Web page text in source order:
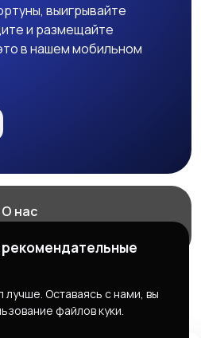
выигрывайте
и размещайте
в нашем мобильном
О нас
Экспресс Заказ
рекомендательные
лучше. Оставаясь с нами, вы
файлов куки.